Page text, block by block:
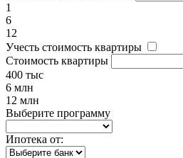
1
6
12
Учесть стоимость квартиры
Стоимость квартиры
400 тыс
6 млн
12 млн
Выберите программу
Ипотека от: